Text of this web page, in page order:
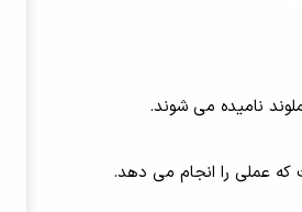
نامیده می شوند.
عملی را انجام می دهد.